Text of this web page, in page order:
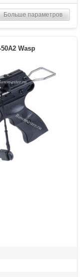
см)
плечи, алюминиевая
под прицел;ласточкин
Больше параметров
Wasp